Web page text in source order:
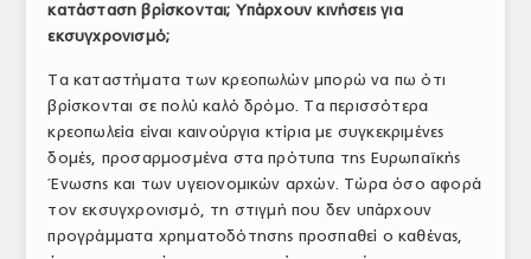
κατάσταση βρίσκονται; Υπάρχουν κινήσεις για
εκσυγχρονισμό;
Τα καταστήματα των κρεοπωλών μπορώ να πω ότι
βρίσκονται σε πολύ καλό δρόμο. Τα περισσότερα
κρεοπωλεία είναι καινούργια κτίρια με συγκεκριμένες
δομές, προσαρμοσμένα στα πρότυπα της Ευρωπαϊκής
Ένωσης και των υγειονομικών αρχών. Τώρα όσο αφορά
τον εκσυγχρονισμό, τη στιγμή που δεν υπάρχουν
προγράμματα χρηματοδότησης προσπαθεί ο καθένας,